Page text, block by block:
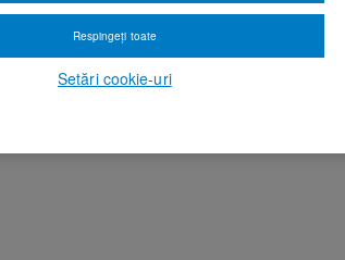
Setări cookie-uri
Respingeți toate